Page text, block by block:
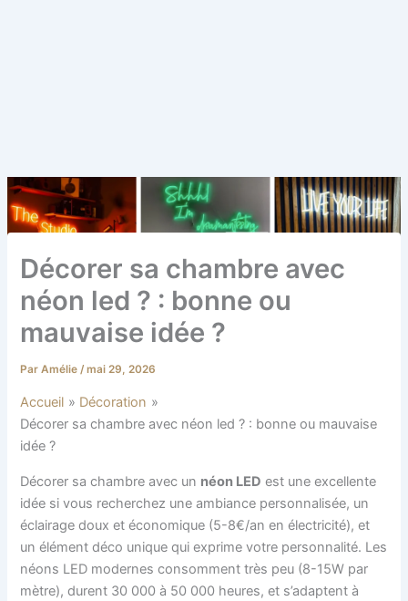
Décorer sa chambre avec
néon led ? : bonne ou
mauvaise idée ?
ParAmélie/mai 29, 2026
Accueil
Décoration
Décorer sa chambre avec néon led ? : bonne ou mauvaise
idée ?
Décorer sa chambre avec un néon LED est une excellente
idée si vous recherchez une ambiance personnalisée, un
éclairage doux et économique (5-8€/an en électricité), et
un élément déco unique qui exprime votre personnalité. Les
néons LED modernes consomment très peu (8-15W par
mètre), durent 30 000 à 50 000 heures, et s’adaptent à